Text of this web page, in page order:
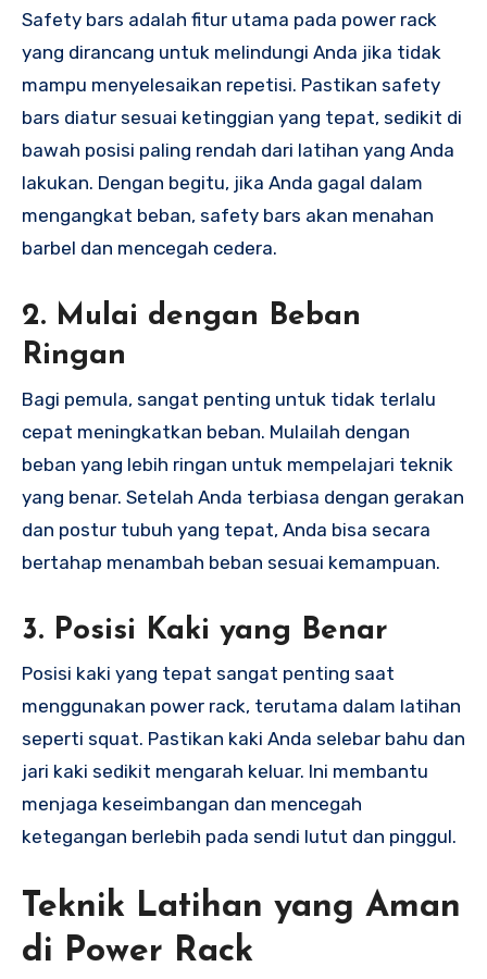
Safety bars adalah fitur utama pada power rack
yang dirancang untuk melindungi Anda jika tidak
mampu menyelesaikan repetisi. Pastikan safety
bars diatur sesuai ketinggian yang tepat, sedikit di
bawah posisi paling rendah dari latihan yang Anda
lakukan. Dengan begitu, jika Anda gagal dalam
mengangkat beban, safety bars akan menahan
barbel dan mencegah cedera.
2. Mulai dengan Beban
Ringan
Bagi pemula, sangat penting untuk tidak terlalu
cepat meningkatkan beban. Mulailah dengan
beban yang lebih ringan untuk mempelajari teknik
yang benar. Setelah Anda terbiasa dengan gerakan
dan postur tubuh yang tepat, Anda bisa secara
bertahap menambah beban sesuai kemampuan.
3. Posisi Kaki yang Benar
Posisi kaki yang tepat sangat penting saat
menggunakan power rack, terutama dalam latihan
seperti squat. Pastikan kaki Anda selebar bahu dan
jari kaki sedikit mengarah keluar. Ini membantu
menjaga keseimbangan dan mencegah
ketegangan berlebih pada sendi lutut dan pinggul.
Teknik Latihan yang Aman
di Power Rack